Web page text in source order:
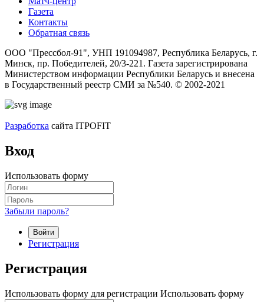
Газета
Контакты
Обратная связь
ООО "Прессбол-91", УНП 191094987, Республика Беларусь, г.
Минск, пр. Победителей, 20/3-221. Газета зарегистрирована
Министерством информации Республики Беларусь и внесена
в Государственный реестр СМИ за №540. © 2002-2021
Разработка сайта ITPOFIT
Вход
Использовать форму
Забыли пароль?
Войти
Регистрация
Регистрация
Использовать форму для регистрации Использовать форму